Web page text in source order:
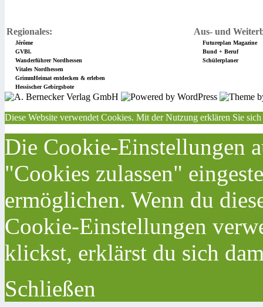
Regionales: Aus- und
Jérôme
Futureplan Magazine
GVBl.
Bund + Beruf
Wanderführer Nordhessen
Schülerplaner
Vitales Nordhessen
GrimmHeimat entdecken & erleben
Hessischer Gebirgsbote
Diese Website verwendet Cookies. Mit der Nutzung erklären Sie
Die Cookie-Einstellungen
"Cookies zulassen"
ermöglichen. Wenn du
Cookie-Einstellungen
klickst, erklärst du sich
Schließen